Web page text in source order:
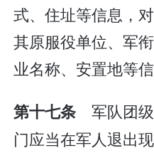
式、住址等信息，
其原服役单位、军
业名称、安置地等信
第十七条军队团
门应当在军人退出